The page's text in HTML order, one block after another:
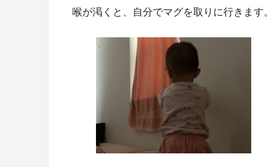
喉が渇くと、自分でマグを取りに行きます。